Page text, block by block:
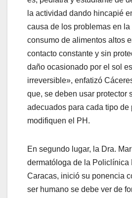
la actividad dando hincapié
causa de los problemas en la
consumo de alimentos altos
contacto constante y sin
daño ocasionado por el sol
irreversible», enfatizó
que, se deben usar protector
adecuados para cada tipo de
modifiquen el PH.
En segundo lugar, la Dra.
dermatóloga de la Policlínica
Caracas, inició su ponencia
ser humano se debe ver de